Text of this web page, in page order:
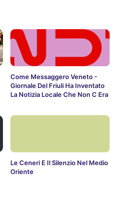
Come Messaggero Veneto -
Giornale Del Friuli Ha Inventato
La Notizia Locale Che Non C Era
Le Ceneri E Il Silenzio Nel Medio
Oriente